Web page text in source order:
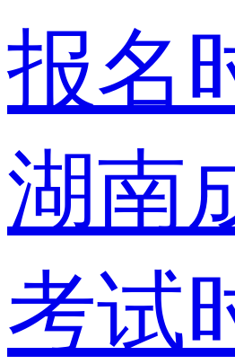
报名
湖南
考试